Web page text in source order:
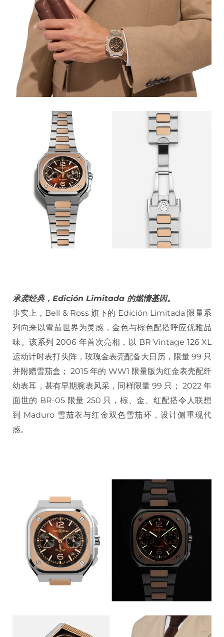
承袭经典，Edición Limitada 的燃情基因。
事实上，Bell & Ross 旗下的 Edición Limitada 限量系
列向来以雪茄世界为灵感，金色与棕色配搭呼应优雅品
味。该系列 2006 年首次亮相，以 BR Vintage 126 XL
运动计时表打头阵，玫瑰金表壳配备大日历，限量 99 只
并附赠雪茄盒； 2015 年的 WW1 限量版为红金表壳配纤
幼表耳，甚有早期腕表风采，同样限量 99 只； 2022 年
面世的 BR-05 限量 250 只，棕、金、红配搭令人联想
到 Maduro 雪茄衣与红金双色雪茄环，设计侧重现代
感。